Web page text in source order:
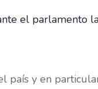
país y en